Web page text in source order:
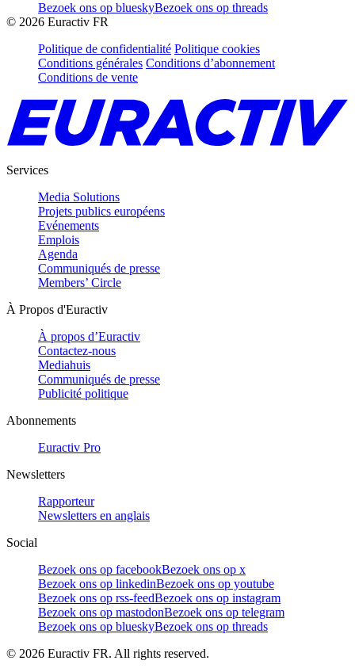
Bezoek ons op blueskyBezoek ons op threads
© 2026 Euractiv FR
Politique de confidentialité Politique cookies
Conditions générales Conditions d’abonnement
Conditions de vente
Services
Media Solutions
Projets publics européens
Evénements
Emplois
Agenda
Communiqués de presse
Members’ Circle
À Propos d'Euractiv
À propos d’Euractiv
Contactez-nous
Mediahuis
Communiqués de presse
Publicité politique
Abonnements
Euractiv Pro
Newsletters
Rapporteur
Newsletters en anglais
Social
Bezoek ons op facebookBezoek ons op x
Bezoek ons op linkedinBezoek ons op youtube
Bezoek ons op rss-feedBezoek ons op instagram
Bezoek ons op mastodonBezoek ons op telegram
Bezoek ons op blueskyBezoek ons op threads
© 2026 Euractiv FR. All rights reserved.